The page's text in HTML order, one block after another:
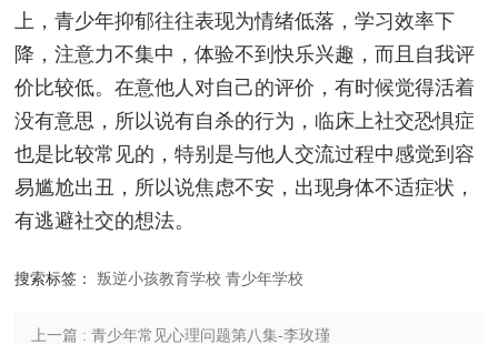
上，青少年抑郁往往表现为情绪低落，学习效率下
降，注意力不集中，体验不到快乐兴趣，而且自我评
价比较低。在意他人对自己的评价，有时候觉得活着
没有意思，所以说有自杀的行为，临床上社交恐惧症
也是比较常见的，特别是与他人交流过程中感觉到容
易尴尬出丑，所以说焦虑不安，出现身体不适症状，
有逃避社交的想法。
搜索标签：叛逆小孩教育学校 青少年学校
上一篇 : 青少年常见心理问题第八集-李玫瑾